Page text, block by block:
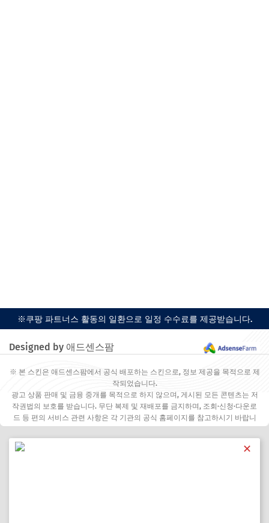
※쿠팡 파트너스 활동의 일환으로 일정 수수료를 제공받습니다.
Designed by 애드센스팜
※ 본 스킨은 애드센스팜에서 공식 배포하는 스킨으로, 정보 제공을 목적으로 제
작되었습니다.
광고 상품 판매 및 금융 중개를 목적으로 하지 않으며, 게시된 모든 콘텐츠는 저
작권법의 보호를 받습니다. 무단 복제 및 재배포를 금지하며, 조회·신청·다운로
드 등 편의 서비스 관련 사항은 각 기관의 공식 홈페이지를 참고하시기 바랍니
✕